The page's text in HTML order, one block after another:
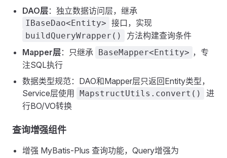
DAO层：独立数据访问层，继承
IBaseDao<Entity> 接口，实现
buildQueryWrapper()
方法构建查询条件
Mapper层：只继承 BaseMapper<Entity> ，专
注SQL执行
数据类型规范：DAO和Mapper层只返回Entity类型，
Service层使用
MapstructUtils.convert()
进
行BO/VO转换
查询增强组件
增强 MyBatis-Plus 查询功能，Query增强为